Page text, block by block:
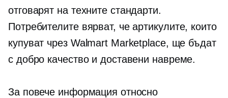
отговарят на техните стандарти.
Потребителите вярват, че артикулите, които
купуват чрез Walmart Marketplace, ще бъдат
с добро качество и доставени навреме.
За повече информация относно